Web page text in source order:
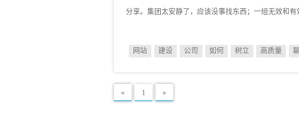
分享。集团太安静了，应该没事找东西；一组无效和有
网站
建设 公司 如何 树立 高质量
« 1 »